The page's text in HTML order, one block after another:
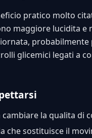
pratico molto
maggiore lucidita e
probabilmente
glicemici legati a
cambiare la qualita di
che sostituisce il